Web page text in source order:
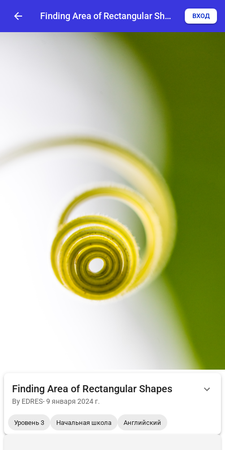
Finding Area of Rectangular Shapes ВХОД
Finding Area of Rectangular Shapes
By EDRES-9 января 2024 г.
Уровень 3 Начальная школа Английский